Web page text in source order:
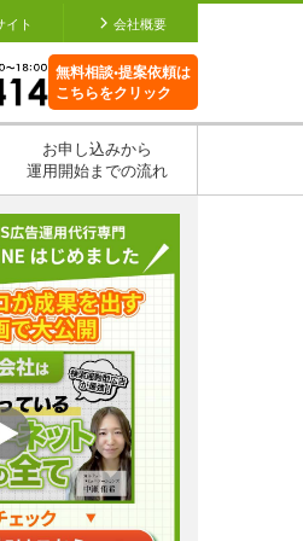
イト 会社概要
無料相談•提案依頼は
こちらをクリック
お申し込みから
運用開始までの流れ